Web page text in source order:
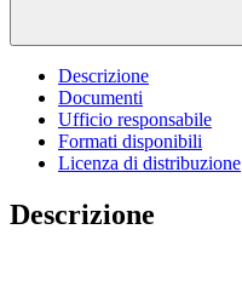
Descrizione
Documenti
Ufficio responsabile
Formati disponibili
Licenza di distribuzione
Descrizione